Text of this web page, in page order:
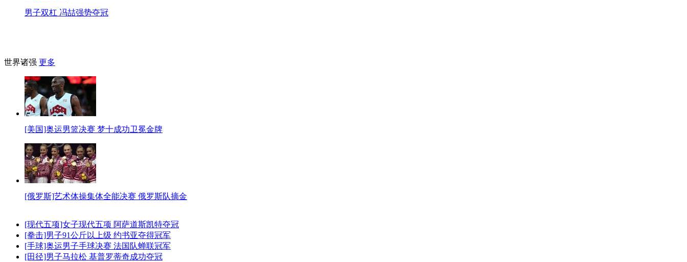
男子双杠 冯喆强势夺冠
世界诸强 更多
[美国]奥运男篮决赛 梦十成功卫冕金牌
[俄罗斯]艺术体操集体全能决赛 俄罗斯队摘金
[现代五项]女子现代五项 阿萨道斯凯特夺冠
[拳击]男子91公斤以上级 约书亚夺得冠军
[手球]奥运男子手球决赛 法国队蝉联冠军
[田径]男子马拉松 基普罗蒂奇成功夺冠